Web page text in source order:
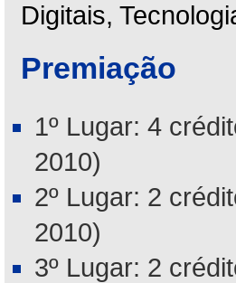
Digitais,
Premiação
1º Lugar: 4
2010)
2º Lugar: 2
2010)
3º Lugar: 2